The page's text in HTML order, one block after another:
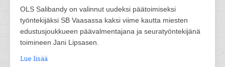
OLS Salibandy on valinnut uudeksi päätoimiseksi
työntekijäksi SB Vaasassa kaksi viime kautta miesten
edustusjoukkueen päävalmentajana ja seuratyöntekijänä
toimineen Jani Lipsasen.
Lue lisää